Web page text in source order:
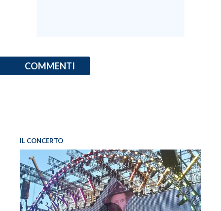
COMMENTI
IL CONCERTO